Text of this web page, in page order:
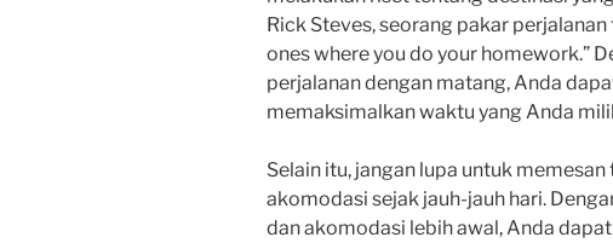
Rick Steves, seorang pakar
ones where you do your homework.”
perjalanan dengan matang, Anda
memaksimalkan waktu yang Anda
Selain itu, jangan lupa untuk
akomodasi sejak jauh-jauh hari.
dan akomodasi lebih awal, Anda